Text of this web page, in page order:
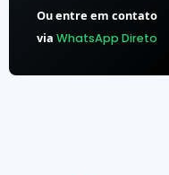
Ou entre em contato
viaWhatsApp Direto